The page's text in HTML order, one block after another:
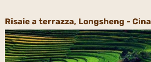
Risaie a terrazza, Longsheng - Cina